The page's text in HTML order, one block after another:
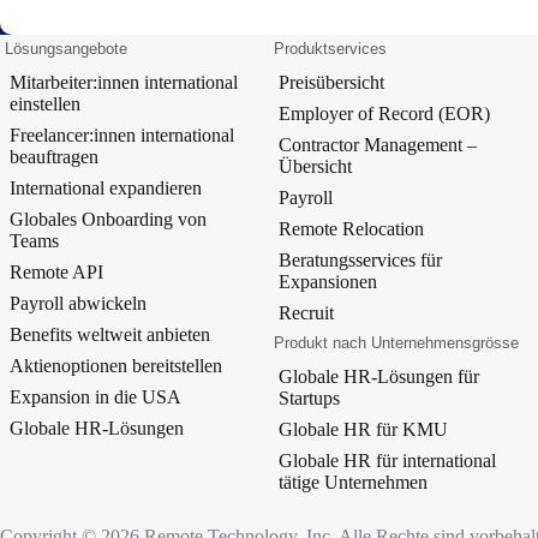
Lösungsangebote
Mitarbeiter:innen international
einstellen
Freelancer:innen international
beauftragen
International expandieren
Globales Onboarding von
Teams
Remote API
Payroll abwickeln
Benefits weltweit anbieten
Aktienoptionen bereitstellen
Expansion in die USA
Globale HR‑Lösungen
Produktservices
Preisübersicht
Employer of Record (EOR)
Contractor Management –
Übersicht
Payroll
Remote Relocation
Beratungsservices für
Expansionen
Recruit
Produkt nach Unternehmensgrösse
Globale HR-Lösungen für
Startups
Globale HR für KMU
Globale HR für international
tätige Unternehmen